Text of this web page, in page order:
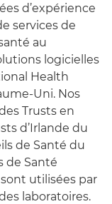
d’expérience
services de
au
logicielles
Health
Uni. Nos
Trusts en
d’Irlande du
de Santé du
de Santé
sont utilisées par
laboratoires.